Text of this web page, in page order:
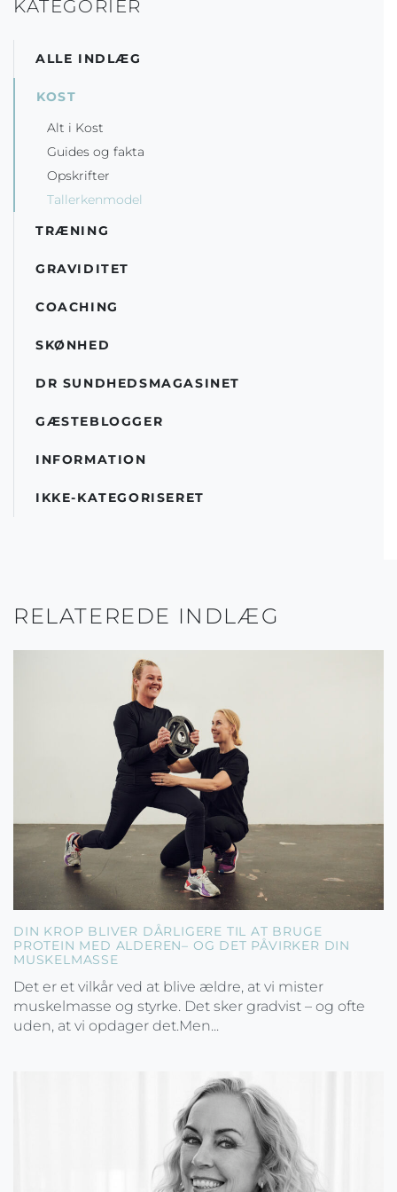
KATEGORIER
ALLE INDLÆG
KOST
Alt i Kost
Guides og fakta
Opskrifter
Tallerkenmodel
TRÆNING
GRAVIDITET
COACHING
SKØNHED
DR SUNDHEDSMAGASINET
GÆSTEBLOGGER
INFORMATION
IKKE-KATEGORISERET
RELATEREDE INDLÆG
DIN KROP BLIVER DÅRLIGERE TIL AT BRUGE
PROTEIN MED ALDEREN– OG DET PÅVIRKER DIN
MUSKELMASSE
Det er et vilkår ved at blive ældre, at vi mister
muskelmasse og styrke. Det sker gradvist – og ofte
uden, at vi opdager det.Men...